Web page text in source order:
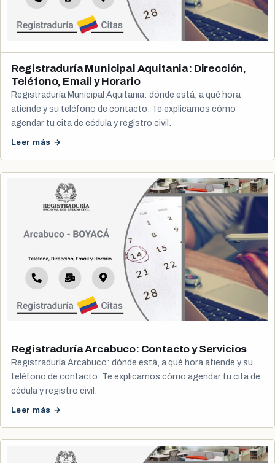
Registraduría Municipal Aquitania: Dirección,
Teléfono, Email y Horario
Registraduría Municipal Aquitania: dónde está, a qué hora
atiende y su teléfono de contacto. Te explicamos cómo
agendar tu cita de cédula y registro civil.
Leer más →
Registraduría Arcabuco: Contacto y Servicios
Registraduría Arcabuco: dónde está, a qué hora atiende y su
teléfono de contacto. Te explicamos cómo agendar tu cita de
cédula y registro civil.
Leer más →